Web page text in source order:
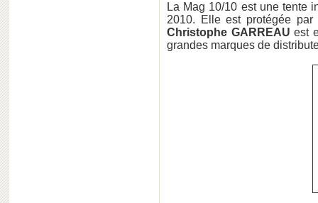
La Mag 10/10 est une tente
2010. Elle est protégée par
Christophe GARREAUest
grandes marques de